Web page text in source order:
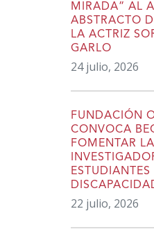
MIRADA” AL
ABSTRACTO
LA ACTRIZ
GARLO
24 julio, 2026
FUNDACIÓN
CONVOCA
FOMENTAR
ESTUDIANTES
22 julio, 2026